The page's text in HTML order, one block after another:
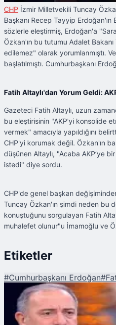
CHP İzmir Milletvekili Tuncay
Başkanı Recep Tayyip Erdoğan'ın
sözlerle eleştirmiş, Erdoğan'a
Özkan'ın bu tutumu Adalet
edilemez" olarak yorumlanmıştı.
başlatılmıştı. Cumhurbaşkanı
Fatih Altaylı'dan Yorum Geldi:
Gazeteci Fatih Altaylı, uzun
bu eleştirisinin "AKP'yi konsolide
vermek" amacıyla yapıldığını
CHP'yi korumak değil. Özkan'ın
düşünen Altaylı, "Acaba AKP’ye
istedi" diye sordu.
CHP'de genel başkan
Tuncay Özkan'ın şimdi neden bu
konuştuğunu sorgulayan Fatih
muhalefet olunur"u İmamoğlu ve
Etiketler
#Cumhurbaşkanı Erdoğan#
Şu An Okunan